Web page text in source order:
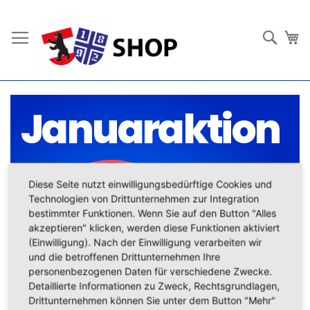
zum
Inhalt
Januaraktion
Diese Seite nutzt einwilligungsbedürftige Cookies und
Technologien von Drittunternehmen zur Integration
bestimmter Funktionen. Wenn Sie auf den Button "Alles
akzeptieren" klicken, werden diese Funktionen aktiviert
(Einwilligung). Nach der Einwilligung verarbeiten wir
und die betroffenen Drittunternehmen Ihre
personenbezogenen Daten für verschiedene Zwecke.
Detaillierte Informationen zu Zweck, Rechtsgrundlagen,
Drittunternehmen können Sie unter dem Button "Mehr"